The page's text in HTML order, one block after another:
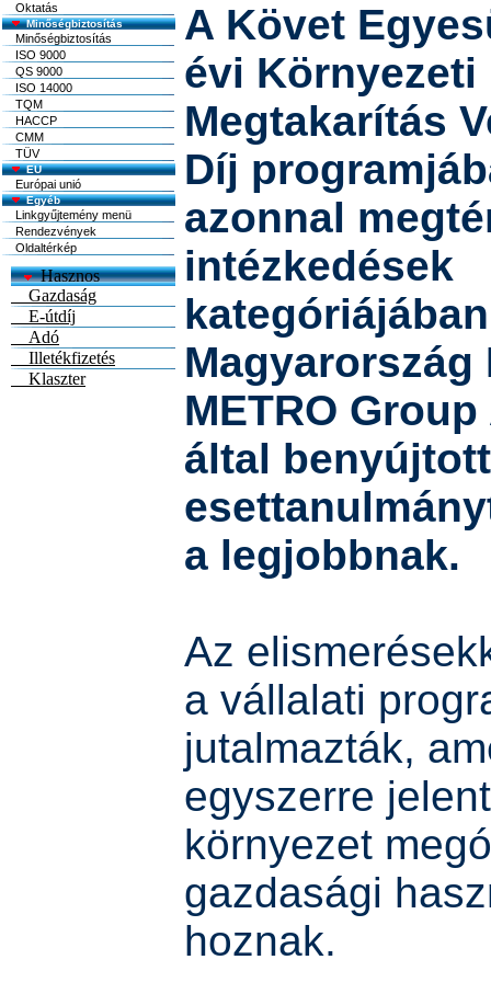
Oktatás
Minőségbiztosítás
Minőségbiztosítás
ISO 9000
QS 9000
ISO 14000
TQM
HACCP
CMM
TÜV
EU
Európai unió
Egyéb
Linkgyűjtemény menü
Rendezvények
Oldaltérkép
A Követ
évi Környezeti
Megtakarítás
Díj
azonnal
intézkedések
Magyarország
METRO
által
a legjobbnak.
Az
a vállalati
jutalmazták,
egyszerre
környezet
gazdasági
hoznak.